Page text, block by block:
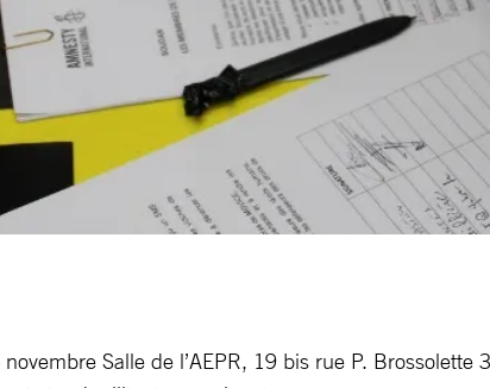
Salle de l’AEPR, 19 bis rue P. Brossolette